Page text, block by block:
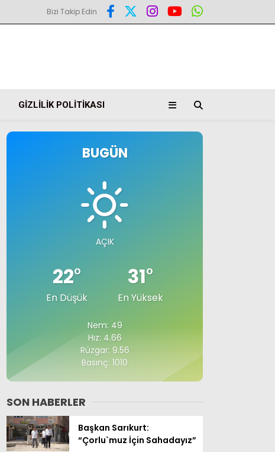
Bizi Takip Edin
GIZLILIK POLITIKASI
BUGÜN
AÇIK
22°
En Düşük
31°
En Yüksek
Nem: 49
Hız: 4.66
Rüzgar: 9.56
Basınç: 1010
SON HABERLER
Başkan Sarıkurt:
“Çorlu`muz İçin Sahadayız”